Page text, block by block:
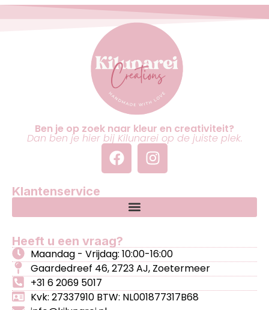
Ben je op zoek naar kleur en creativiteit?
Dan ben je hier bij Kilunarei op de juiste plek.
Klantenservice
Heeft u een vraag?
Maandag - Vrijdag: 10:00-16:00
Gaardedreef 46, 2723 AJ, Zoetermeer
+31 6 2069 5017
Kvk: 27337910 BTW: NL001877317B68